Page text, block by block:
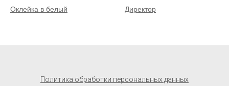
Оклейка в белый
Директор
Политика обработки персональных данных